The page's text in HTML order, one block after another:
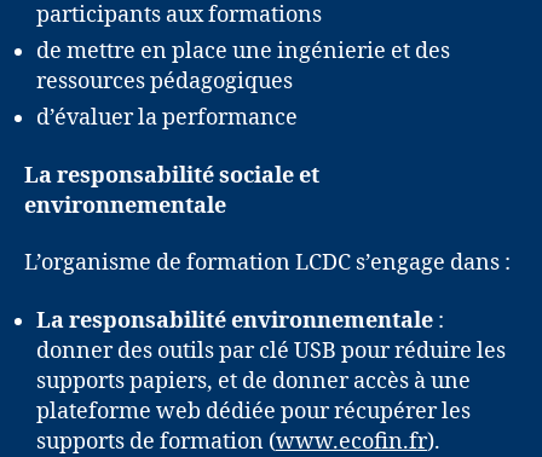
participants aux formations
de mettre en place une ingénierie et des
ressources pédagogiques
d’évaluer la performance
La responsabilité sociale et
environnementale
L’organisme de formation LCDC s’engage dans :
La responsabilité environnementale :
donner des outils par clé USB pour réduire les
supports papiers, et de donner accès à une
plateforme web dédiée pour récupérer les
supports de formation (www.ecofin.fr).